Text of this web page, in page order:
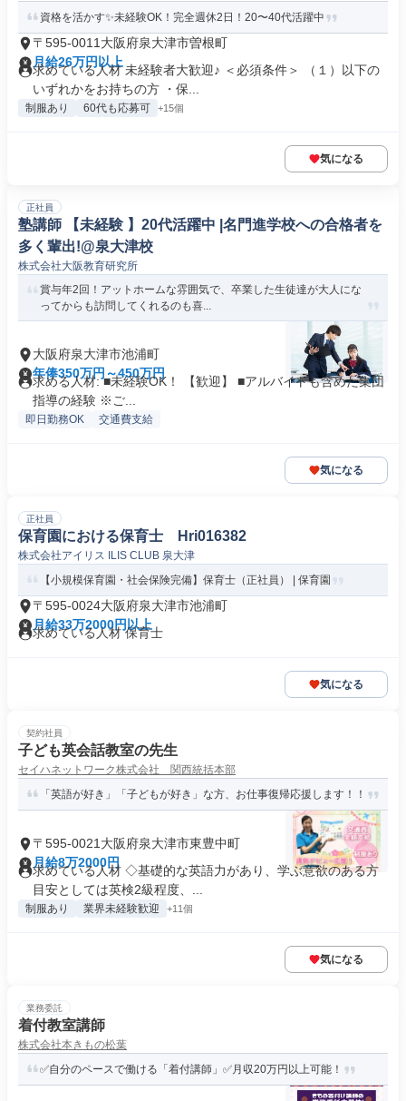
資格を活かす✨未経験OK！完全週休2日！20〜40代活躍中
〒595-0011大阪府泉大津市曽根町
月給26万円以上
求めている人材 未経験者大歓迎♪ ＜必須条件＞ （１）以下の
いずれかをお持ちの方 ・保...
制服あり 60代も応募可 +15個
気になる
正社員
塾講師 【未経験 】20代活躍中 |名門進学校への合格者を
多く輩出!@泉大津校
株式会社大阪教育研究所
賞与年2回！アットホームな雰囲気で、卒業した生徒達が大人にな
ってからも訪問してくれるのも喜...
大阪府泉大津市池浦町
年俸350万円～450万円
求める人材: ■未経験OK！ 【歓迎】 ■アルバイトも含めた集団
指導の経験 ※ご...
即日勤務OK 交通費支給
気になる
正社員
保育園における保育士 Hri016382
株式会社アイリス ILIS CLUB 泉大津
【小規模保育園・社会保険完備】保育士（正社員） | 保育園
〒595-0024大阪府泉大津市池浦町
月給33万2000円以上
求めている人材 保育士
気になる
契約社員
子ども英会話教室の先生
セイハネットワーク株式会社 関西統括本部
「英語が好き」「子どもが好き」な方、お仕事復帰応援します！！
〒595-0021大阪府泉大津市東豊中町
月給8万2000円
求めている人材 ◇基礎的な英語力があり、学ぶ意欲のある方
目安としては英検2級程度、...
制服あり 業界未経験歓迎 +11個
気になる
業務委託
着付教室講師
株式会社本きもの松葉
✅自分のペースで働ける「着付講師」✅月収20万円以上可能！